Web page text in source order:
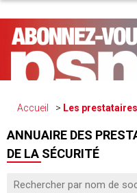
Accueil Les prestataires
ANNUAIRE DES
DE LA SÉCURITÉ